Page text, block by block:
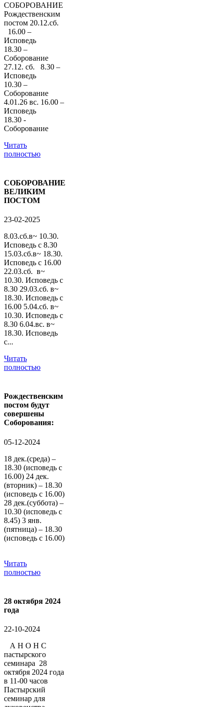
СОБОРОВАНИЕ
Рождественским
постом 20.12.сб.
16.00 –
Исповедь
18.30 –
Соборование
27.12. сб. 8.30 –
Исповедь
10.30 –
Соборование
4.01.26 вс. 16.00 –
Исповедь
18.30 -
Соборование
Читать
полностью
СОБОРОВАНИЕ
ВЕЛИКИМ
ПОСТОМ
23-02-2025
8.03.сб.в~ 10.30.
Исповедь с 8.30
15.03.сб.в~ 18.30.
Исповедь с 16.00
22.03.сб. в~
10.30. Исповедь с
8.30 29.03.сб. в~
18.30. Исповедь с
16.00 5.04.сб. в~
10.30. Исповедь с
8.30 6.04.вс. в~
18.30. Исповедь
с...
Читать
полностью
Рождественским
постом будут
совершены
Соборования:
05-12-2024
18 дек.(среда) –
18.30 (исповедь с
16.00) 24 дек.
(вторник) – 18.30
(исповедь с 16.00)
28 дек.(суббота) –
10.30 (исповедь с
8.45) 3 янв.
(пятница) – 18.30
(исповедь с 16.00)
Читать
полностью
28 октября 2024
года
22-10-2024
А Н О Н С
пастырского
семинара 28
октября 2024 года
в 11-00 часов
Пастырский
семинар для